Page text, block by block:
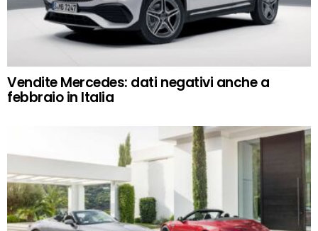
Vendite Mercedes: dati negativi anche a
febbraio in Italia